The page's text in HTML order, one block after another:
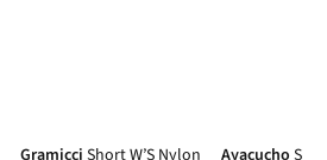
Gramicci Short W’S Nylon
Ayacucho